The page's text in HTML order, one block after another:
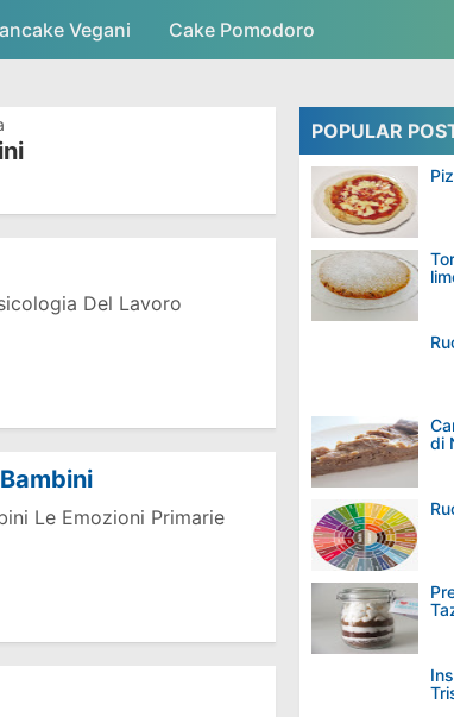
to main content
Vegani Cake Pomodoro
Del Lavoro
Le Emozioni Primarie
POPULAR
di